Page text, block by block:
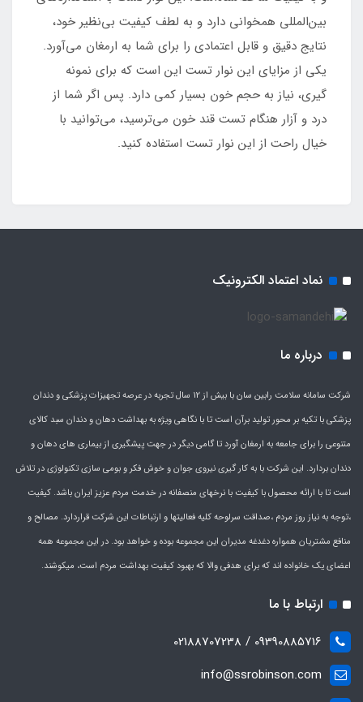
بین‌المللی همخوانی دارد و به لطف کیفیت بی‌نظیر خود،
نتایج دقیق و قابل اعتمادی را برای شما به ارمغان می‌آورد.
یکی از مزایای این نوار تست این است که برای نمونه
گیری، نیاز به حجم خون بسیار کمی دارد. پس اگر شما از
درد و آزار هنگام تست قند خون می‌ترسید، می‌توانید با
خیال راحت از این نوار تست استفاده کنید.
نماد اعتماد الکترونیک
درباره ما
شرکت سامانه سلامت رابین سان با بیش از 12 سال تجربه در عرصه تجهیزات پزشکی و دندان
پزشکی با تکیه بر محور تولید برآن است تا با نگاهی ویژه به بهداشت دهان و دندان سبد کالای
متنوعی را برای جامعه به ارمغان آورد تا گامی دیگر در جهت پیشگیری از بیماری های دهان و
دندان بردارد. این شرکت با به کار گیری نیروی جوان و خوش فکر و بومی سازی تکنولوژی در تلاش
است تا با ارائه محصول با کیفیت با نرخهای منصفانه در خدمت مردم عزیز ایران باشد. کیفیت
،توجه به نیاز روز مردم ،صداقت سرلوحه کلیه فعالیتها و ارتباطات این شرکت قراردارد. مصالح و
منافع مشتریان همواره دغدغه مدیران این مجموعه بوده و خواهد بود. در این مجموعه همه
اعضای یک خانواده اند که برای هدفی والا که بهبود کیفیت بهداشت مردم است، میکوشند.
ارتباط با ما
09390885716 / 02188707238
info@ssrobinson.com